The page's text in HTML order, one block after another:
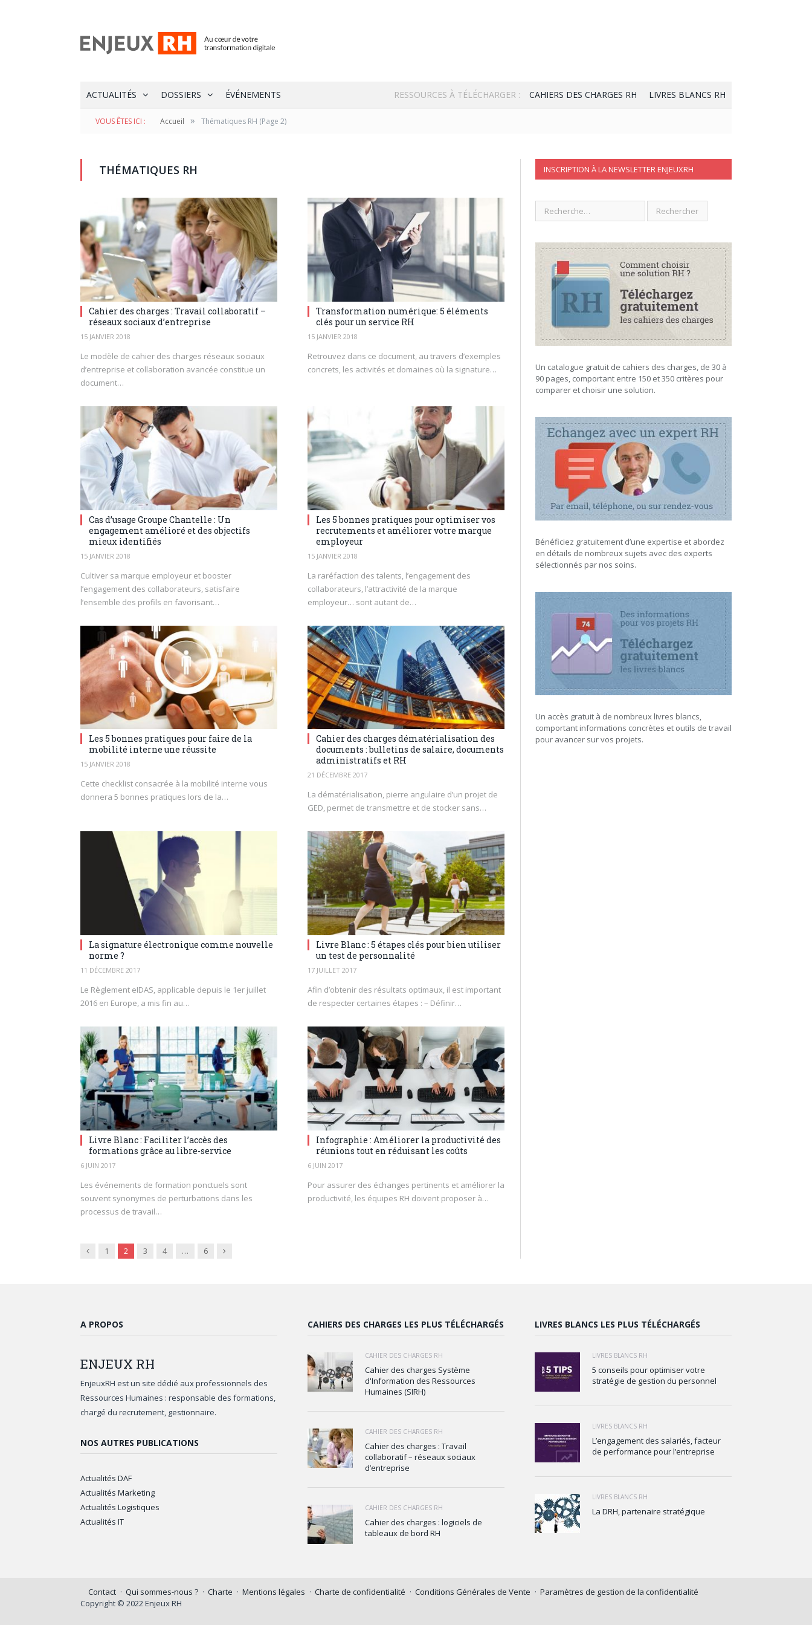
ACTUALITÉS DOSSIERS ÉVÉNEMENTS LIVRES BLANCS RH
CAHIERS DES CHARGES RH
RESSOURCES À TÉLÉCHARGER :
VOUS ÊTES ICI : Accueil » Thématiques RH (Page 2)
THÉMATIQUES RH
Cahier des charges : Travail collaboratif –
réseaux sociaux d’entreprise
15 JANVIER 2018
Le modèle de cahier des charges réseaux sociaux
d’entreprise et collaboration avancée constitue un
document…
Transformation numérique: 5 éléments
clés pour un service RH
15 JANVIER 2018
Retrouvez dans ce document, au travers d’exemples
concrets, les activités et domaines où la signature…
Cas d’usage Groupe Chantelle : Un
engagement amélioré et des objectifs
mieux identifiés
15 JANVIER 2018
Cultiver sa marque employeur et booster
l’engagement des collaborateurs, satisfaire
l’ensemble des profils en favorisant…
Les 5 bonnes pratiques pour optimiser vos
recrutements et améliorer votre marque
employeur
15 JANVIER 2018
La raréfaction des talents, l’engagement des
collaborateurs, l’attractivité de la marque
employeur… sont autant de…
Les 5 bonnes pratiques pour faire de la
mobilité interne une réussite
15 JANVIER 2018
Cette checklist consacrée à la mobilité interne vous
donnera 5 bonnes pratiques lors de la…
Cahier des charges dématérialisation des
documents : bulletins de salaire, documents
administratifs et RH
21 DÉCEMBRE 2017
La dématérialisation, pierre angulaire d’un projet de
GED, permet de transmettre et de stocker sans…
La signature électronique comme nouvelle
norme ?
11 DÉCEMBRE 2017
Le Règlement eIDAS, applicable depuis le 1er juillet
2016 en Europe, a mis fin au…
Livre Blanc : 5 étapes clés pour bien utiliser
un test de personnalité
17 JUILLET 2017
Afin d’obtenir des résultats optimaux, il est important
de respecter certaines étapes : – Définir…
Livre Blanc : Faciliter l’accès des
formations grâce au libre-service
6 JUIN 2017
Les événements de formation ponctuels sont
souvent synonymes de perturbations dans les
processus de travail…
Infographie : Améliorer la productivité des
réunions tout en réduisant les coûts
6 JUIN 2017
Pour assurer des échanges pertinents et améliorer la
productivité, les équipes RH doivent proposer à…
Previous
1 2 3 4 … 6 Next
INSCRIPTION À LA NEWSLETTER ENJEUXRH
Un catalogue gratuit de cahiers des charges, de 30 à
90 pages, comportant entre 150 et 350 critères pour
comparer et choisir une solution.
Bénéficiez gratuitement d’une expertise et abordez
en détails de nombreux sujets avec des experts
sélectionnés par nos soins.
Un accès gratuit à de nombreux livres blancs,
comportant informations concrètes et outils de travail
pour avancer sur vos projets.
A PROPOS
ENJEUX RH
EnjeuxRH est un site dédié aux professionnels des
Ressources Humaines : responsable des formations,
chargé du recrutement, gestionnaire.
NOS AUTRES PUBLICATIONS
Actualités DAF
Actualités Marketing
Actualités Logistiques
Actualités IT
CAHIERS DES CHARGES LES PLUS TÉLÉCHARGÉS
CAHIER DES CHARGES RH
Cahier des charges Système
d'Information des Ressources
Humaines (SIRH)
CAHIER DES CHARGES RH
Cahier des charges : Travail
collaboratif – réseaux sociaux
d’entreprise
CAHIER DES CHARGES RH
Cahier des charges : logiciels de
tableaux de bord RH
LIVRES BLANCS LES PLUS TÉLÉCHARGÉS
LIVRES BLANCS RH
5 conseils pour optimiser votre
stratégie de gestion du personnel
LIVRES BLANCS RH
L’engagement des salariés, facteur
de performance pour l’entreprise
LIVRES BLANCS RH
La DRH, partenaire stratégique
Contact Qui sommes-nous ? Charte Mentions légales Charte de confidentialité Conditions Générales de Vente
Paramètres de gestion de la confidentialité
Copyright © 2022 Enjeux RH